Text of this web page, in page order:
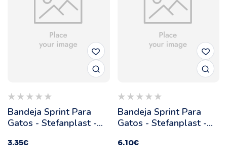
Bandeja Sprint Para
Gatos - Stefanplast -
3.35€
Bandeja Sprint Para
Gatos - Stefanplast -
6.10€